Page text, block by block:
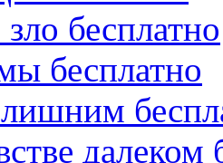
бесплатно
бесплатно
далеком